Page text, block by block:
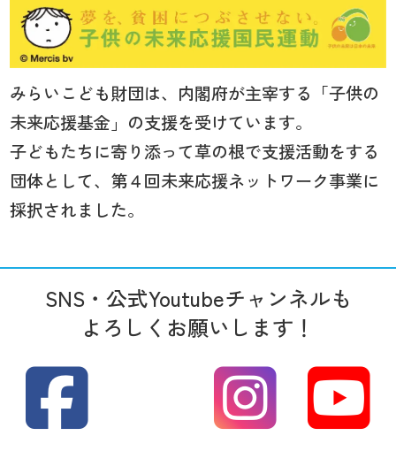
みらいこども財団は、内閣府が主宰する「子供の
未来応援基金」の支援を受けています。
子どもたちに寄り添って草の根で支援活動をする
団体として、第４回未来応援ネットワーク事業に
採択されました。
SNS・公式Youtubeチャンネルも
よろしくお願いします！